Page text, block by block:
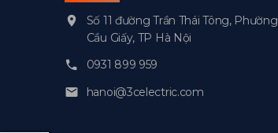
Số 11 đường Trần Thái Tông, Phường
Cầu Giấy, TP Hà Nội
0931 899 959
hanoi@3celectric.com